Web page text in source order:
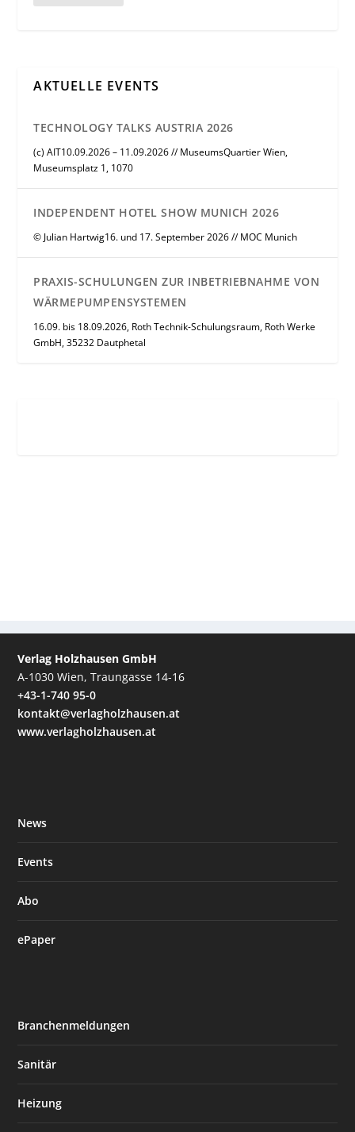
AKTUELLE EVENTS
TECHNOLOGY TALKS AUSTRIA 2026
(c) AIT10.09.2026 – 11.09.2026 // MuseumsQuartier Wien,
Museumsplatz 1, 1070
INDEPENDENT HOTEL SHOW MUNICH 2026
© Julian Hartwig16. und 17. September 2026 // MOC Munich
PRAXIS-SCHULUNGEN ZUR INBETRIEBNAHME VON
WÄRMEPUMPENSYSTEMEN
16.09. bis 18.09.2026, Roth Technik-Schulungsraum, Roth Werke
GmbH, 35232 Dautphetal
Verlag Holzhausen GmbH
A-1030 Wien, Traungasse 14-16
+43-1-740 95-0
kontakt@verlagholzhausen.at
www.verlagholzhausen.at
News
Events
Abo
ePaper
Branchenmeldungen
Sanitär
Heizung